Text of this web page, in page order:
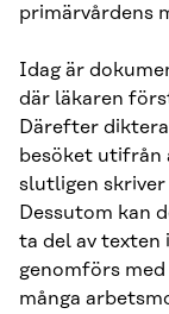
primärvårdens
Idag är
där läkaren
Därefter
besöket utifrån
slutligen skriver
Dessutom kan
ta del av texten
genomförs
många